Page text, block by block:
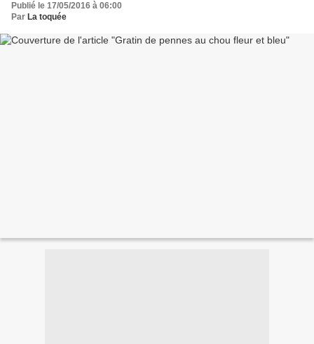
Publié le 17/05/2016 à 06:00
Par La toquée